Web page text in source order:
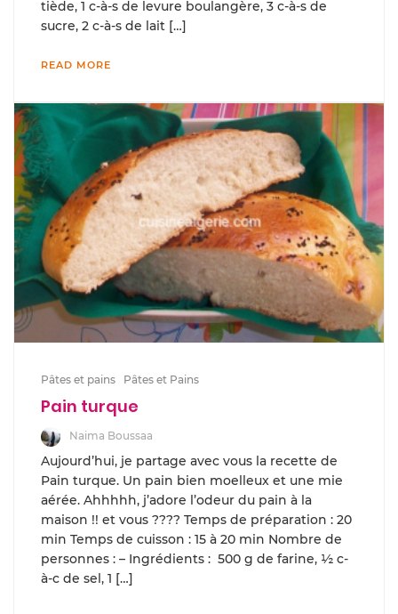
tiède, 1 c-à-s de levure boulangère, 3 c-à-s de
sucre, 2 c-à-s de lait […]
READ MORE
Pâtes et pains Pâtes et Pains
Pain turque
Naima Boussaa
Aujourd’hui, je partage avec vous la recette de
Pain turque. Un pain bien moelleux et une mie
aérée. Ahhhhh, j’adore l’odeur du pain à la
maison !! et vous ???? Temps de préparation : 20
min Temps de cuisson : 15 à 20 min Nombre de
personnes : – Ingrédients : 500 g de farine, ½ c-
à-c de sel, 1 […]